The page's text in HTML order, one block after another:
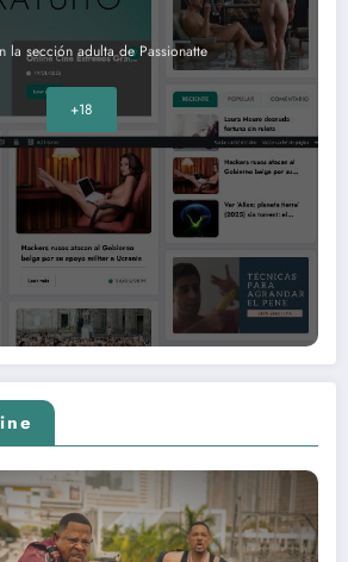
la sección adulta de Passionatte
+18